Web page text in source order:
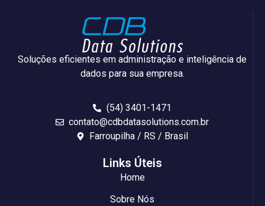
Soluções eficientes em administração e inteligência de
dados para sua empresa.
(54) 3401-1471
contato@cdbdatasolutions.com.br
Farroupilha / RS / Brasil
Links Úteis
Home
Sobre Nós